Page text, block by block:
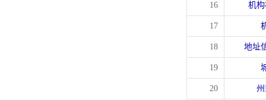
16 机
17
18 地址
19
20